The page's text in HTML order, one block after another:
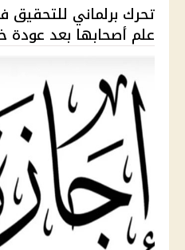
تحرك برلماني
علم أصحابها بعد عودة